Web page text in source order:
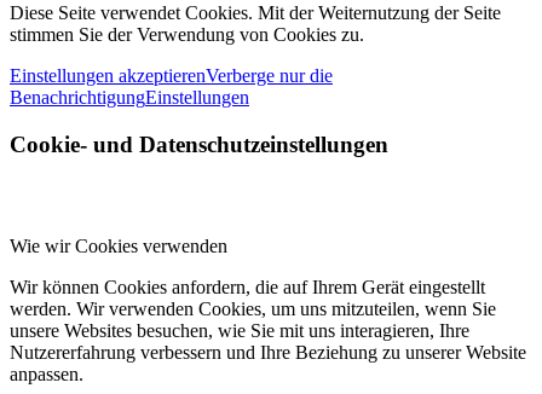
Diese Seite verwendet Cookies. Mit der Weiternutzung der Seite
stimmen Sie der Verwendung von Cookies zu.
Einstellungen akzeptierenVerberge nur die
BenachrichtigungEinstellungen
Cookie- und Datenschutzeinstellungen
Wie wir Cookies verwenden
Wir können Cookies anfordern, die auf Ihrem Gerät eingestellt
werden. Wir verwenden Cookies, um uns mitzuteilen, wenn Sie
unsere Websites besuchen, wie Sie mit uns interagieren, Ihre
Nutzererfahrung verbessern und Ihre Beziehung zu unserer Website
anpassen.